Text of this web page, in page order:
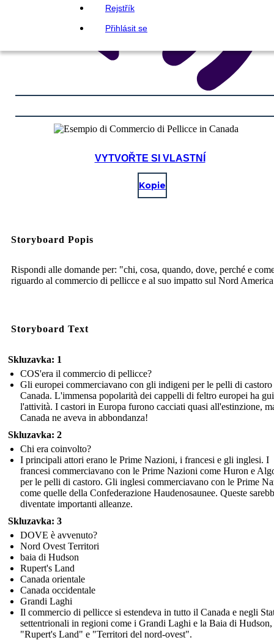
Rejstřík
Přihlásit se
VYTVOŘTE SI VLASTNÍ
Kopie
Storyboard Popis
Rispondi alle domande per: "chi, cosa, quando, dove, perché e
riguardo al commercio di pellicce e al suo impatto sul Nord
Storyboard Text
Skluzavka: 1
COS'era il commercio di pellicce?
Gli europei commerciavano con gli indigeni per le pelli di
Canada. L'immensa popolarità dei cappelli di feltro europei ha
l'attività. I castori in Europa furono cacciati quasi all'estinzione,
Canada ne aveva in abbondanza!
Skluzavka: 2
Chi era coinvolto?
I principali attori erano le Prime Nazioni, i francesi e gli inglesi. I
francesi commerciavano con le Prime Nazioni come Huron e
per le pelli di castoro. Gli inglesi commerciavano con le Prime
come quelle della Confederazione Haudenosaunee. Queste
diventate importanti alleanze.
Skluzavka: 3
DOVE è avvenuto?
Nord Ovest Territori
baia di Hudson
Rupert's Land
Canada orientale
Canada occidentale
Grandi Laghi
Il commercio di pellicce si estendeva in tutto il Canada e negli
settentrionali in regioni come i Grandi Laghi e la Baia di Hudson,
"Rupert's Land" e "Territori del nord-ovest".